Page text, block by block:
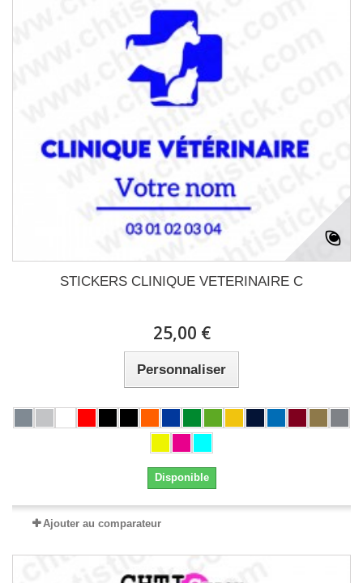
STICKERS CLINIQUE VETERINAIRE C
25,00 €
Personnaliser
Disponible
Ajouter au comparateur